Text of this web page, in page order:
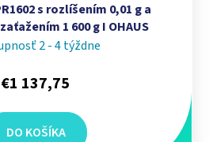
s rozlíšením 0,01 g a
1 600 g I OHAUS
2 - 4 týždne
€1 137,75
DO KOŠÍKA